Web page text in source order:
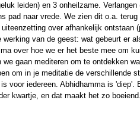
leiden) en 3 onheilzame.
pad naar vrede. We zien dit o.a.
over afhankelijk ontstaan
van de geest: wat gebeurt er
over hoe we er het beste mee om
we gaan mediteren om te ontdekken
om in je meditatie de verschillende
voor iedereen. Abhidhamma is 'diep'.
kwartje, en dat maakt het zo